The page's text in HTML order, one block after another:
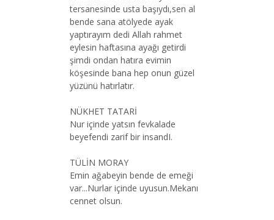
tersanesinde usta başıydı,sen al
bende sana atölyede ayak
yaptırayım dedi Allah rahmet
eylesin haftasına ayağı getirdi
şimdi ondan hatıra evimin
köşesinde bana hep onun güzel
yüzünü hatırlatır.
NÜKHET TATARİ
Nur içinde yatsın fevkalade
beyefendi zarif bir insandI.
TÜLİN MORAY
Emin ağabeyin bende de emeği
var...Nurlar içinde uyusun.Mekanı
cennet olsun.